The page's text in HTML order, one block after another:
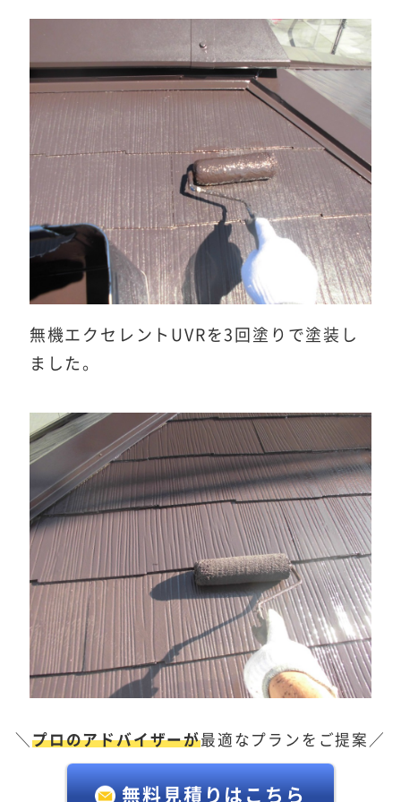
無機エクセレントUVRを3回塗りで塗装し
ました。
＼プロのアドバイザーが最適なプランをご提案／
無料見積りはこちら